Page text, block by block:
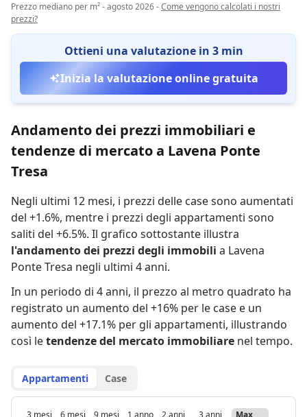
Prezzo mediano per m² - agosto 2026-Come vengono calcolati i nostri
prezzi?
Ottieni una valutazione in 3 min
Inizia la valutazione online gratuita
Andamento dei prezzi immobiliari e
tendenze di mercato a Lavena Ponte
Tresa
Negli ultimi 12 mesi, i prezzi delle case sono aumentati
del +1.6%, mentre i prezzi degli appartamenti sono
saliti del +6.5%. Il grafico sottostante illustra
l'andamento dei prezzi degli immobili a Lavena
Ponte Tresa negli ultimi 4 anni.
In un periodo di 4 anni, il prezzo al metro quadrato ha
registrato un aumento del +16% per le case e un
aumento del +17.1% per gli appartamenti, illustrando
così letendenze del mercato immobiliare nel tempo.
Appartamenti Case
3 mesi
6 mesi
9 mesi
1 anno
2 anni
3 anni
Max